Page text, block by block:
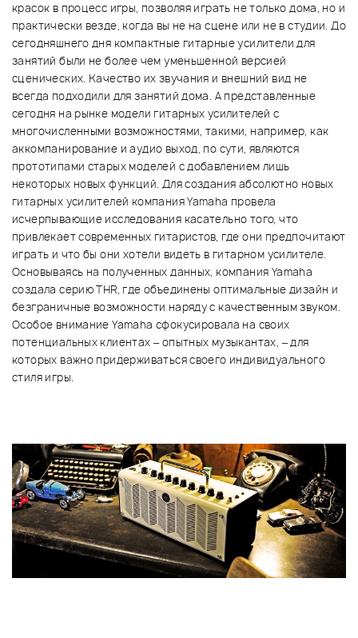
красок в процесс игры, позволяя играть не только дома, но и
практически везде, когда вы не на сцене или не в студии. До
сегодняшнего дня компактные гитарные усилители для
занятий были не более чем уменьшенной версией
сценических. Качество их звучания и внешний вид не
всегда подходили для занятий дома. А представленные
сегодня на рынке модели гитарных усилителей с
многочисленными возможностями, такими, например, как
аккомпанирование и аудио выход, по сути, являются
прототипами старых моделей с добавлением лишь
некоторых новых функций. Для создания абсолютно новых
гитарных усилителей компания Yamaha провела
исчерпывающие исследования касательно того, что
привлекает современных гитаристов, где они предпочитают
играть и что бы они хотели видеть в гитарном усилителе.
Основываясь на полученных данных, компания Yamaha
создала серию THR, где объединены оптимальные дизайн и
безграничные возможности наряду с качественным звуком.
Особое внимание Yamaha сфокусировала на своих
потенциальных клиентах – опытных музыкантах, – для
которых важно придерживаться своего индивидуального
стиля игры.